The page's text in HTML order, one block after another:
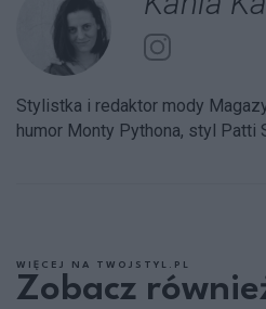
Stylistka i redaktor mody
humor Monty Pythona, styl Patti
WIĘCEJ NA TWOJSTYL.PL
Zobacz